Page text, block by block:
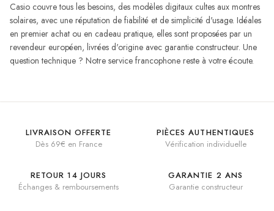
Casio couvre tous les besoins, des modèles digitaux cultes aux montres
solaires, avec une réputation de fiabilité et de simplicité d'usage. Idéales
en premier achat ou en cadeau pratique, elles sont proposées par un
revendeur européen, livrées d'origine avec garantie constructeur. Une
question technique ? Notre service francophone reste à votre écoute.
LIVRAISON OFFERTE
Dès 69€ en France
PIÈCES AUTHENTIQUES
Vérification individuelle
RETOUR 14 JOURS
Échanges & remboursements
GARANTIE 2 ANS
Garantie constructeur